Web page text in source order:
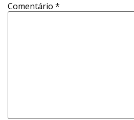
Comentário *